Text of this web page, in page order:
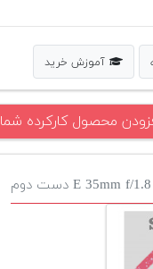
آموزش خرید
محصول کارکرده شما